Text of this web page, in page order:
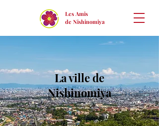
Les Amis
de Nishinomiya
La ville de
Nishinomiya